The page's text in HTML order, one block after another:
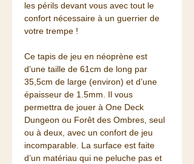
les périls devant vous avec tout le
confort nécessaire à un guerrier de
votre trempe !
Ce tapis de jeu en néoprène est
d’une taille de 61cm de long par
35,5cm de large (environ) et d’une
épaisseur de 1.5mm. Il vous
permettra de jouer à One Deck
Dungeon ou Forêt des Ombres, seul
ou à deux, avec un confort de jeu
incomparable. La surface est faite
d’un matériau qui ne peluche pas et